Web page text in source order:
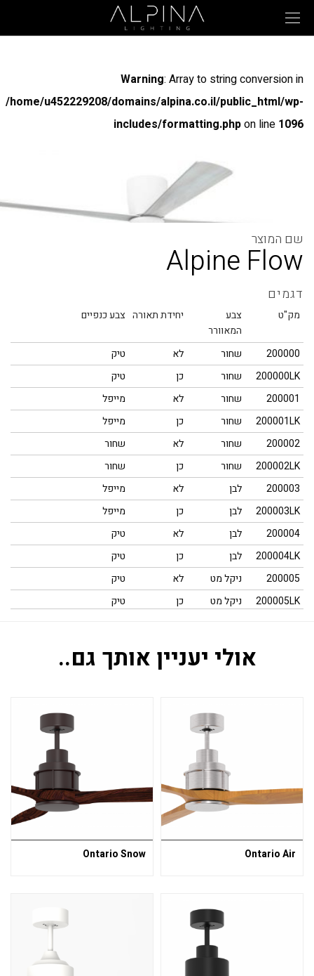
Warning: Array to string conversion in
/home/u452229208/domains/alpina.co.il/public_html/wp-
includes/formatting.phpon line 1096
: Array to string conversion in
/home/u452229208/domains/alpina.co.il/public_html/wp-
includes/formatting.php
: Array to string conversion in
Warning
: Array to string conversion in
/home/u452229208/domains/alpina.co.il/public_html/wp-
includes/formatting.php on line1096
Alpine Flow
דגמים
מק"ט
צבע
המאוורר
יחידת תאורה צבע כנפיים
200000 שחור לא
טיק
200000LK
שחור כן
טיק
200001
שחור לא
מייפל
200001LK
שחור כן
מייפל
200002
שחור לא
שחור
200002LK
שחור כן
שחור
200003
לבן לא
מייפל
200003LK
לבן כן
מייפל
200004
לבן לא
טיק
200004LK
לבן כן
טיק
200005
ניקל מט לא
טיק
200005LK
ניקל מט כן טיק
אולי יעניין אותך גם..
Ontario Air
Ontario Snow